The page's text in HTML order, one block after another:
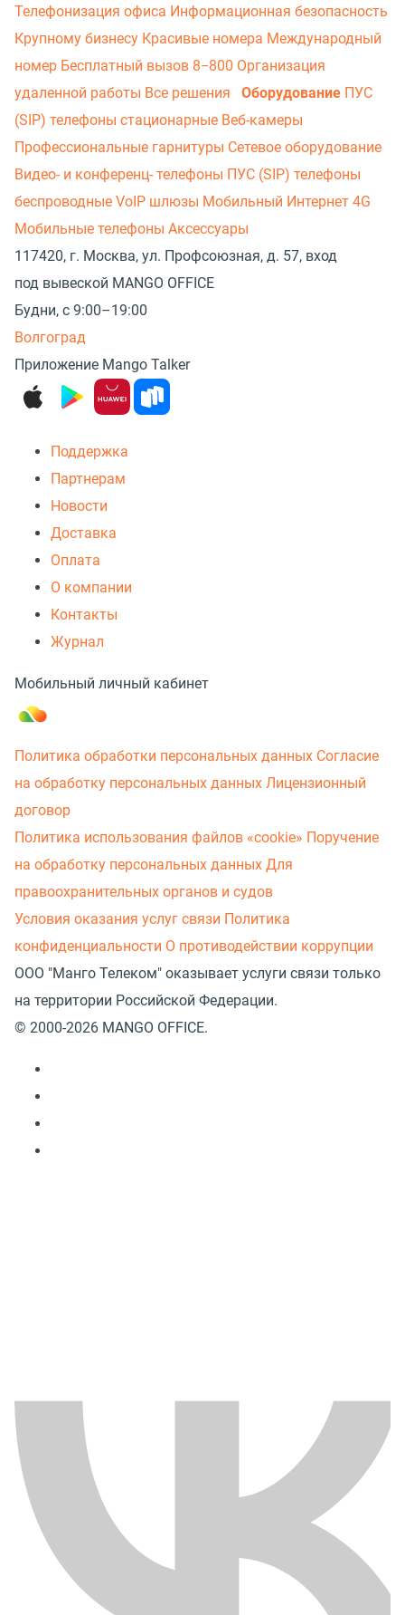
Телефонизация офиса Информационная безопасность
Крупному бизнесу Красивые номера Международный
номер Бесплатный вызов 8−800 Организация
удаленной работы Все решения Оборудование ПУС
(SIP) телефоны стационарные Веб-камеры
Профессиональные гарнитуры Сетевое оборудование
Видео- и конференц- телефоны ПУС (SIP) телефоны
беспроводные VoIP шлюзы Мобильный Интернет 4G
Мобильные телефоны Аксессуары
117420, г. Москва, ул. Профсоюзная, д. 57, вход
под вывеской MANGO OFFICE
Будни, с 9:00–19:00
Волгоград
Приложение Mango Talker
Поддержка
Партнерам
Новости
Доставка
Оплата
О компании
Контакты
Журнал
Мобильный личный кабинет
Политика обработки персональных данных Согласие
на обработку персональных данных Лицензионный
договор
Политика использования файлов «cookie» Поручение
на обработку персональных данных Для
правоохранительных органов и судов
Условия оказания услуг связи Политика
конфиденциальности О противодействии коррупции
ООО "Манго Телеком" оказывает услуги связи только
на территории Российской Федерации.
© 2000-2026 MANGO OFFICE.